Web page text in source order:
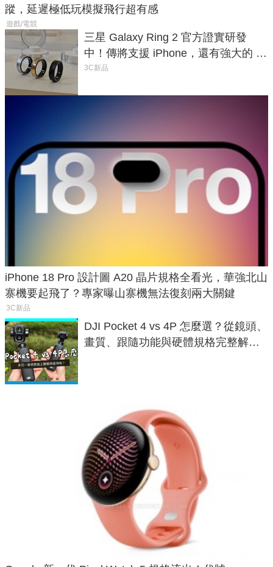
蹤，延遲極低玩模擬飛行超有感
遊戲/電競
三星 Galaxy Ring 2 官方證實研發
中！傳將支援 iPhone，還有強大的 AI
與智慧家電連動功能
3C新品
iPhone 18 Pro 設計圖 A20 晶片規格全看光，華強北山
寨機要起飛了？專家曝山寨機無法復刻兩大關鍵
3C新品
DJI Pocket 4 vs 4P 怎麼選？從鏡頭、
畫質、跟隨功能與硬體規格完整解